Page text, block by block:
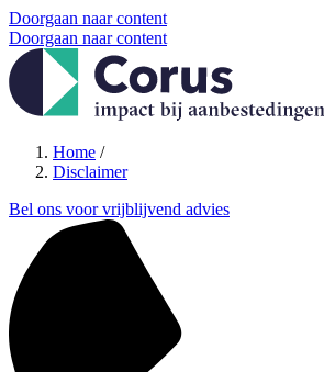
Doorgaan naar content
Doorgaan naar content
Home /
Disclaimer
Bel ons voor vrijblijvend advies